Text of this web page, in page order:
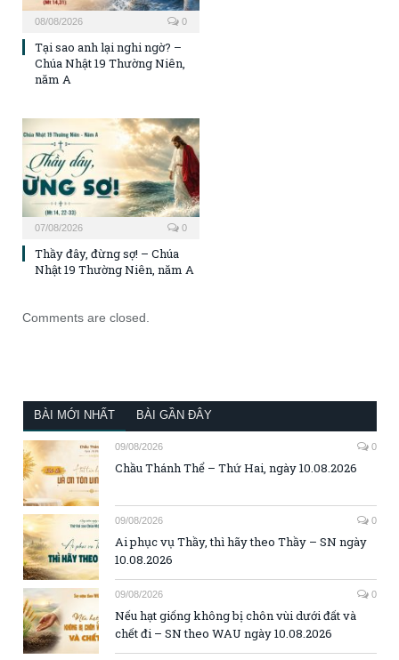
08/08/2026 0
Tại sao anh lại nghi ngờ? –
Chúa Nhật 19 Thường Niên,
năm A
07/08/2026 0
Thầy đây, đừng sợ! – Chúa
Nhật 19 Thường Niên, năm A
Comments are closed.
BÀI MỚI NHẤT BÀI GẦN ĐÂY
09/08/2026 0
Chầu Thánh Thể – Thứ Hai, ngày 10.08.2026
09/08/2026 0
Ai phục vụ Thầy, thì hãy theo Thầy – SN ngày
10.08.2026
09/08/2026 0
Nếu hạt giống không bị chôn vùi dưới đất và
chết đi – SN theo WAU ngày 10.08.2026